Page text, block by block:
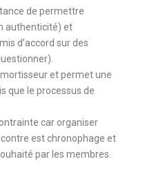
de permettre
authenticité) et
d’accord sur des
et permet une
que le processus de
car organiser
est chronophage et
par les membres.